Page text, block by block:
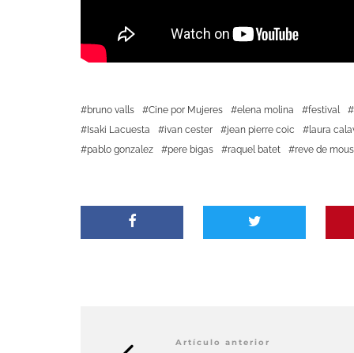
bruno valls Cine por Mujeres elena molina festival
Isaki Lacuesta
ivan cester jean pierre coic laura
pablo gonzalez
pere bigas raquel batet reve de
Artículo anterior